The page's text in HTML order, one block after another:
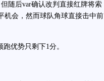
随后var确认改判直接红牌将索
机会，然而球队角球直接击中前
优势只剩下1分。